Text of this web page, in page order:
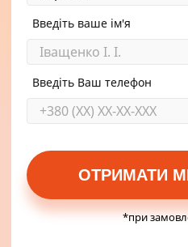
Введіть ваше ім'я
Введіть Ваш телефон
ОТРИМАТИ
*при